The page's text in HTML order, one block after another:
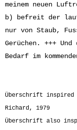
meinem neuen
b) befreit der
nur von Staub,
Gerüchen. +++
Bedarf im
Überschrift inspired
Richard, 1979
Überschrift also